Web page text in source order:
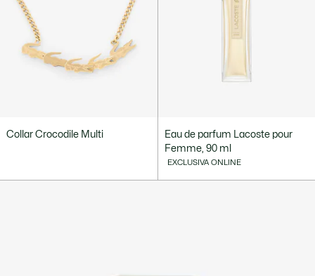
Collar Crocodile Multi
Eau de parfum Lacoste pour
Femme, 90 ml
EXCLUSIVA ONLINE